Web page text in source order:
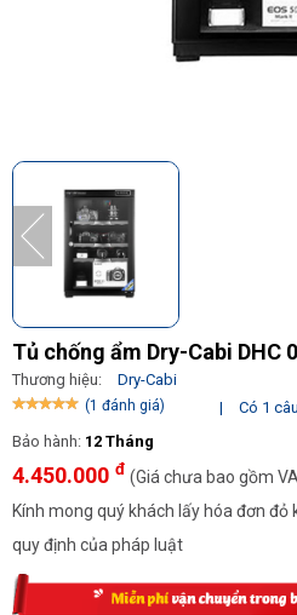
Tủ chống ẩm Dry-Cabi DHC
Thương hiệu: Dry-Cabi
(1 đánh giá) |
Có 1
Bảo hành: 12 Tháng
4.450.000 đ (Giá chưa bao gồm
Kính mong quý khách lấy hóa đơn
quy định của pháp luật